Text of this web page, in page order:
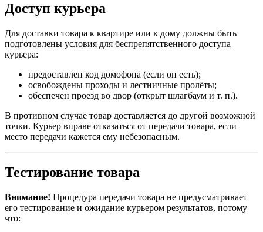
Доступ курьера
Для доставки товара к квартире или к дому должны быть
подготовлены условия для беспрепятственного доступа
курьера:
предоставлен код домофона (если он есть);
освобождены проходы и лестничные пролёты;
обеспечен проезд во двор (открыт шлагбаум и т. п.).
В противном случае товар доставляется до другой возможной
точки. Курьер вправе отказаться от передачи товара, если
место передачи кажется ему небезопасным.
Тестирование товара
Внимание! Процедура передачи товара не предусматривает
его тестирование и ожидание курьером результатов, потому
что: